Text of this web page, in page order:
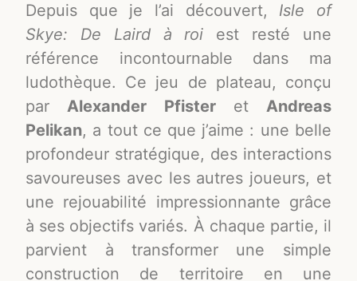
Depuis que je l’ai découvert, Isle of
Skye: De Laird à roi est resté une
référence incontournable dans ma
ludothèque. Ce jeu de plateau, conçu
parAlexander Pfisteret Andreas
Pelikan, a tout ce que j’aime : une belle
profondeur stratégique, des interactions
savoureuses avec les autres joueurs, et
une rejouabilité impressionnante grâce
à ses objectifs variés. À chaque partie, il
parvient à transformer une simple
construction de territoire en une